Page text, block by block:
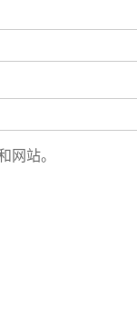
网站。